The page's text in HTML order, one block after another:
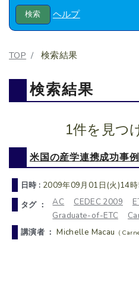
ヘルプ
TOP 検索結果
検索結果
1件を見つ
米国の産学連携成功事例
日時 : 2009年09月01日(火)14
タグ ：
AC CEDEC 2009
Graduate-of-ETC
講演者 ：Michelle Macau （